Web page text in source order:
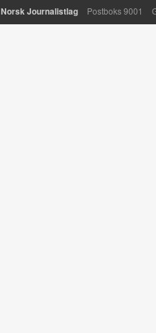
Norsk Journalistlag Postboks 9001